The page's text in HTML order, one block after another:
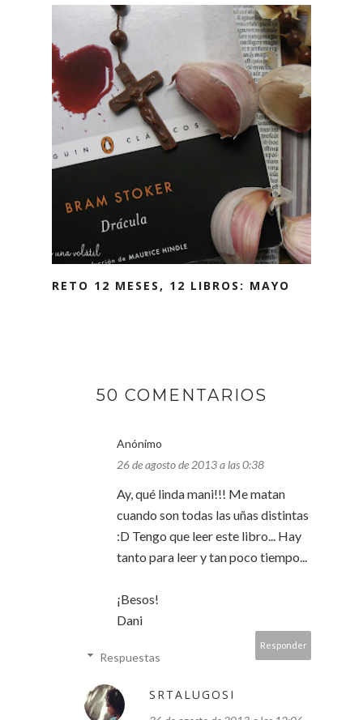
RETO 12 MESES, 12 LIBROS: MAYO
50 COMENTARIOS
Anónimo
26 de agosto de 2013 a las 0:38
Ay, qué linda mani!!! Me matan
cuando son todas las uñas distintas
:D Tengo que leer este libro... Hay
tanto para leer y tan poco tiempo...
¡Besos!
Dani
Responder
Respuestas
SRTALUGOSI